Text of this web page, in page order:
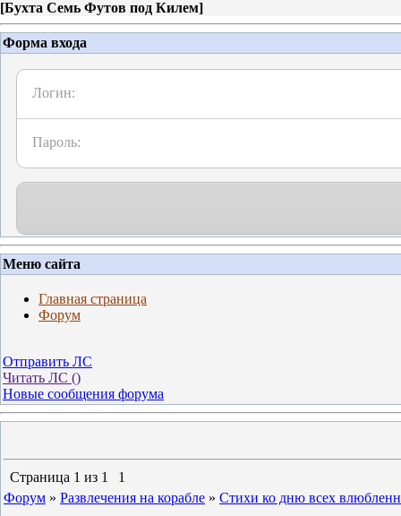
[Бухта Семь Футов под Килем]
Форма входа
Логин:
Пароль:
Меню сайта
Главная страница
Форум
Отправить ЛС
Читать ЛС ()
Новые сообщения форума
Страница 1 из 1
1
Форум » Развлечения на корабле » Стихи ко дню всех